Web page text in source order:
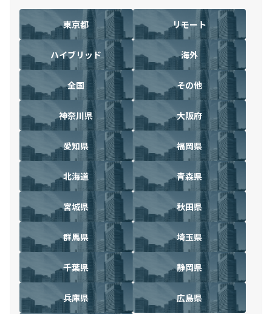
東京都 リモート
ハイブリッド 海外
全国 その他
神奈川県 大阪府
愛知県 福岡県
北海道 青森県
宮城県 秋田県
群馬県 埼玉県
千葉県 静岡県
兵庫県 広島県